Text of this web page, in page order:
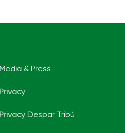
Media & Press
Privacy
Privacy Despar Tribù